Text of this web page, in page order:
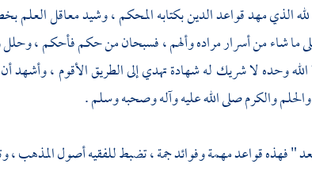
الذي مهد قواعد الدين بكتابه المحكم ، وشيد معاقل العلم
ما شاء من أسرار مراده وألهم ، فسبحان من حكم فأحكم ،
الله وحده لا شريك له شهادة تهدي إلى الطريق الأقوم ، وأشهد
والكرم صلى الله عليه وآله وصحبه وسلم .
" فهذه قواعد مهمة وفوائد جمة ، تضبط للفقيه أصول المذهب